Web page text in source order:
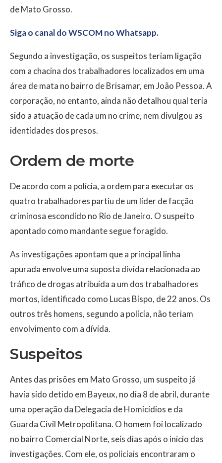
de Mato Grosso.
Siga o canal do WSCOM no Whatsapp.
Segundo a investigação, os suspeitos teriam ligação
com a chacina dos trabalhadores localizados em uma
área de mata no bairro de Brisamar, em João Pessoa. A
corporação, no entanto, ainda não detalhou qual teria
sido a atuação de cada um no crime, nem divulgou as
identidades dos presos.
Ordem de morte
De acordo com a polícia, a ordem para executar os
quatro trabalhadores partiu de um líder de facção
criminosa escondido no Rio de Janeiro. O suspeito
apontado como mandante segue foragido.
As investigações apontam que a principal linha
apurada envolve uma suposta dívida relacionada ao
tráfico de drogas atribuída a um dos trabalhadores
mortos, identificado como Lucas Bispo, de 22 anos. Os
outros três homens, segundo a polícia, não teriam
envolvimento com a dívida.
Suspeitos
Antes das prisões em Mato Grosso, um suspeito já
havia sido detido em Bayeux, no dia 8 de abril, durante
uma operação da Delegacia de Homicídios e da
Guarda Civil Metropolitana. O homem foi localizado
no bairro Comercial Norte, seis dias após o início das
investigações. Com ele, os policiais encontraram o